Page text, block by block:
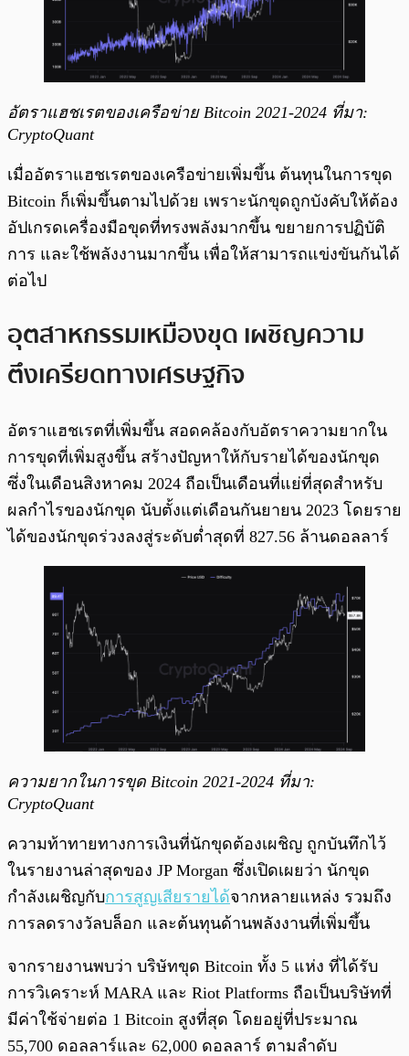
อัตราแฮชเรตของเครือข่าย Bitcoin 2021-2024 ที่มา:
CryptoQuant
เมื่ออัตราแฮชเรตของเครือข่ายเพิ่มขึ้น ต้นทุนในการขุด
Bitcoin ก็เพิ่มขึ้นตามไปด้วย เพราะนักขุดถูกบังคับให้ต้อง
อัปเกรดเครื่องมือขุดที่ทรงพลังมากขึ้น ขยายการปฏิบัติ
การ และใช้พลังงานมากขึ้น เพื่อให้สามารถแข่งขันกันได้
ต่อไป
อุตสาหกรรมเหมืองขุด เผชิญความ
ตึงเครียดทางเศรษฐกิจ
อัตราแฮชเรตที่เพิ่มขึ้น สอดคล้องกับอัตราความยากใน
การขุดที่เพิ่มสูงขึ้น สร้างปัญหาให้กับรายได้ของนักขุด
ซึ่งในเดือนสิงหาคม 2024 ถือเป็นเดือนที่แย่ที่สุดสำหรับ
ผลกำไรของนักขุด นับตั้งแต่เดือนกันยายน 2023 โดยราย
ได้ของนักขุดร่วงลงสู่ระดับต่ำสุดที่ 827.56 ล้านดอลลาร์
ความยากในการขุด Bitcoin 2021-2024 ที่มา:
CryptoQuant
ความท้าทายทางการเงินที่นักขุดต้องเผชิญ ถูกบันทึกไว้
ในรายงานล่าสุดของ JP Morgan ซึ่งเปิดเผยว่า นักขุด
กำลังเผชิญกับการสูญเสียรายได้จากหลายแหล่ง รวมถึง
การลดรางวัลบล็อก และต้นทุนด้านพลังงานที่เพิ่มขึ้น
จากรายงานพบว่า บริษัทขุด Bitcoin ทั้ง 5 แห่ง ที่ได้รับ
การวิเคราะห์ MARA และ Riot Platforms ถือเป็นบริษัทที่
มีค่าใช้จ่ายต่อ 1 Bitcoin สูงที่สุด โดยอยู่ที่ประมาณ
55,700 ดอลลาร์และ 62,000 ดอลลาร์ ตามลำดับ